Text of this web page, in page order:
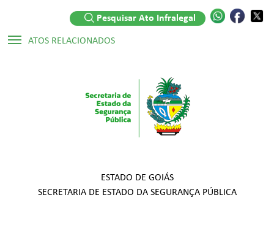
ATOS RELACIONADOS
▷ Portaria Nº 1241/2024
ESTADO DE GOIÁS
SECRETARIA DE ESTADO DA SEGURANÇA PÚBLICA
Pesquisar Ato Infralegal